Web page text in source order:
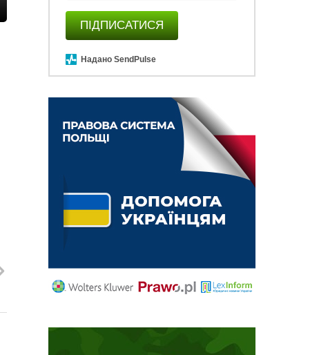
ПІДПИСАТИСЯ
Надано SendPulse